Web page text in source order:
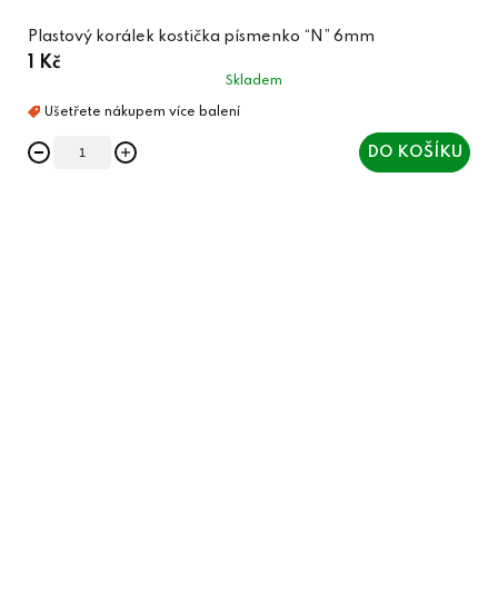
Plastový korálek kostička písmenko “N” 6mm
1 Kč
Skladem
DO KOŠÍKU